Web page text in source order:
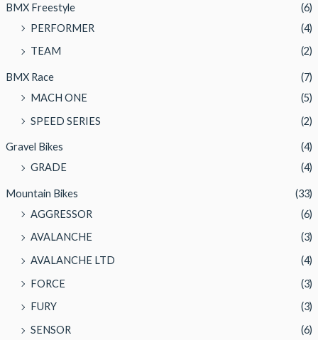
BMX Freestyle
(6)
PERFORMER
(4)
TEAM
(2)
BMX Race
(7)
MACH ONE
(5)
SPEED SERIES
(2)
Gravel Bikes
(4)
GRADE
(4)
Mountain Bikes
(33)
AGGRESSOR
(6)
AVALANCHE
(3)
AVALANCHE LTD
(4)
FORCE
(3)
FURY
(3)
SENSOR
(6)